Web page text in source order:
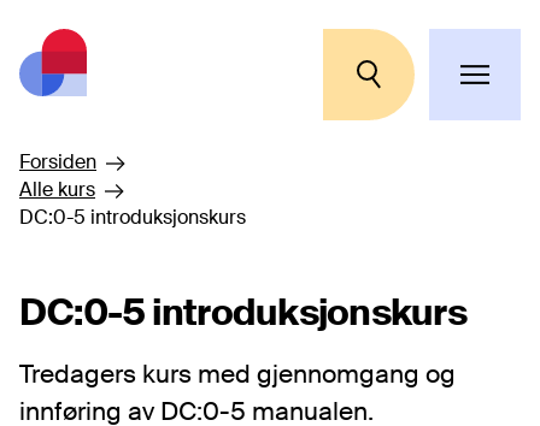
Hopp til hovedinnhold
Forsiden
Alle kurs
DC:0-5 introduksjonskurs
DC:0-5 introduksjonskurs
Tredagers kurs med gjennomgang og
innføring av DC:0-5 manualen.